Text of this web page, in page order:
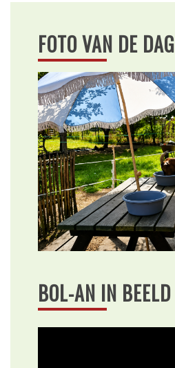
FOTO VAN DE DAG
BOL-AN IN BEELD